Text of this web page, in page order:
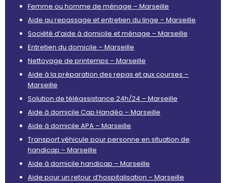
Femme ou homme de ménage – Marseille
Aide au repassage et entretien du linge – Marseille
Société d’aide à domicile et ménage – Marseille
Entretien du domicile – Marseille
Nettoyage de printemps – Marseille
Aide à la préparation des repas et aux courses –
Marseille
Solution de téléassistance 24h/24 – Marseille
Aide à domicile Cap Handéo – Marseille
Aide à domicile APA – Marseille
Transport véhicule pour personne en situation de
handicap – Marseille
Aide à domicile handicap – Marseille
Aide pour un retour d’hospitalisation – Marseille